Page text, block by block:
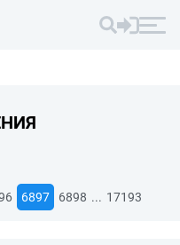
6897 6898 ... 17193